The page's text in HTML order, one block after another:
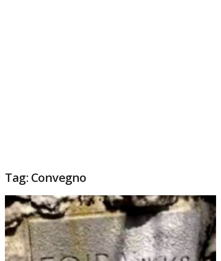
Tag: Convegno